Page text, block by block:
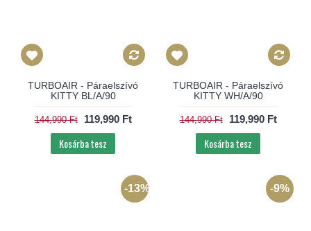
TURBOAIR - Páraelszívó
KITTY BL/A/90
144,990 Ft 119,990 Ft
Kosárba tesz
TURBOAIR - Páraelszívó
KITTY WH/A/90
144,990 Ft 119,990 Ft
Kosárba tesz
-13% -9%